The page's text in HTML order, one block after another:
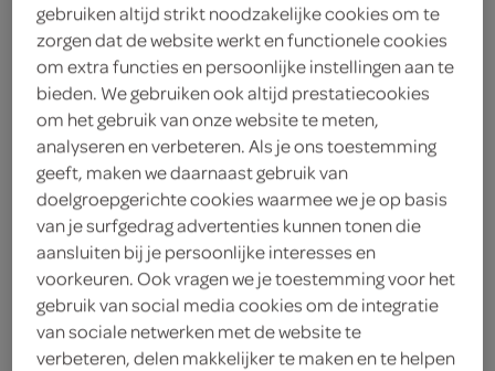
g'woon muffin
chocolade
g'woon
300 Gram
gebruiken altijd strikt noodzakelijke cookies om te
zorgen dat de website werkt en functionele cookies
om extra functies en persoonlijke instellingen aan te
bieden. We gebruiken ook altijd prestatiecookies
om het gebruik van onze website te meten,
analyseren en verbeteren. Als je ons toestemming
geeft, maken we daarnaast gebruik van
doelgroepgerichte cookies waarmee we je op basis
van je surfgedrag advertenties kunnen tonen die
aansluiten bij je persoonlijke interesses en
voorkeuren. Ook vragen we je toestemming voor het
gebruik van social media cookies om de integratie
van sociale netwerken met de website te
verbeteren, delen makkelijker te maken en te helpen